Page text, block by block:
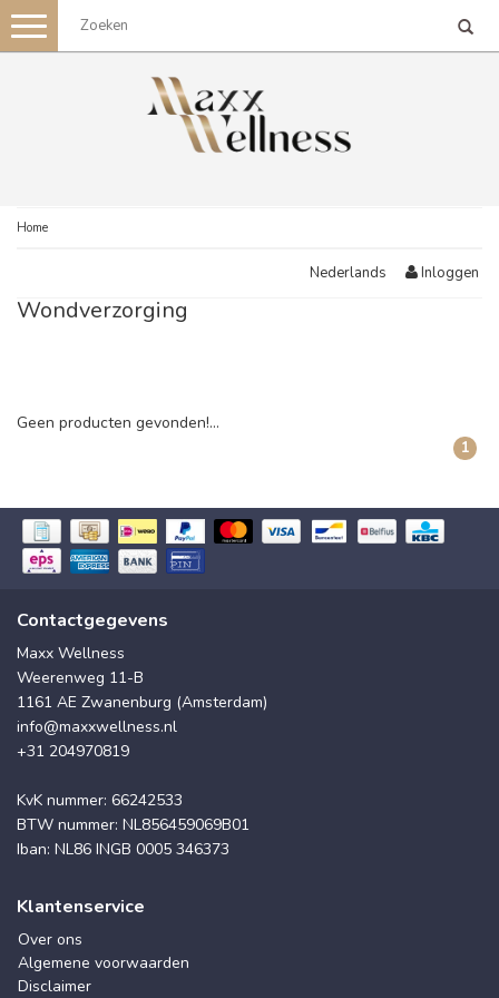
Toggle
navigation
Home
Nederlands Inloggen
Wondverzorging
Geen producten gevonden!...
1
Contactgegevens
Maxx Wellness
Weerenweg 11-B
1161 AE Zwanenburg (Amsterdam)
info@maxxwellness.nl
+31 204970819
KvK nummer: 66242533
BTW nummer: NL856459069B01
Iban: NL86 INGB 0005 346373
Klantenservice
Over ons
Algemene voorwaarden
Disclaimer